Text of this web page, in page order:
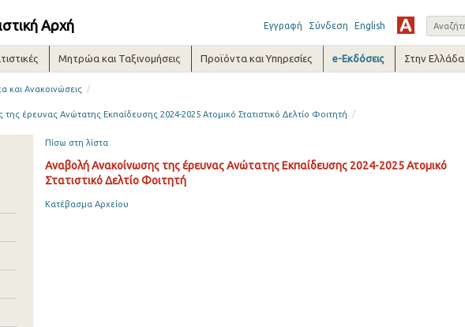
Αρχή Εγγραφή Σύνδεση English
Μητρώα και Ταξινομήσεις Προϊόντα και Υπηρεσίες e-Εκδόσεις Στην Ελλάδα
και Ανακοινώσεις /
έρευνας Ανώτατης Εκπαίδευσης 2024-2025 Ατομικό Στατιστικό Δελτίο Φοιτητή /
Πίσω στη λίστα
Αναβολή Ανακοίνωσης της έρευνας Ανώτατης Εκπαίδευσης 2024-2025 Ατομικό
Στατιστικό Δελτίο Φοιτητή
Κατέβασμα Αρχείου